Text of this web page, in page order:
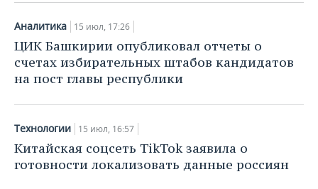
Аналитика 15 июл, 17:26
ЦИК Башкирии опубликовал отчеты о
счетах избирательных штабов кандидатов
на пост главы республики
Технологии 15 июл, 16:57
Китайская соцсеть TikTok заявила о
готовности локализовать данные россиян